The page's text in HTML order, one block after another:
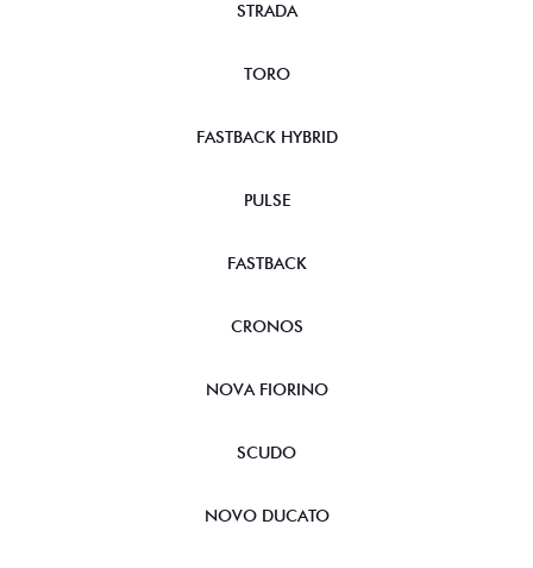
STRADA
TORO
FASTBACK HYBRID
PULSE
FASTBACK
CRONOS
NOVA FIORINO
SCUDO
NOVO DUCATO